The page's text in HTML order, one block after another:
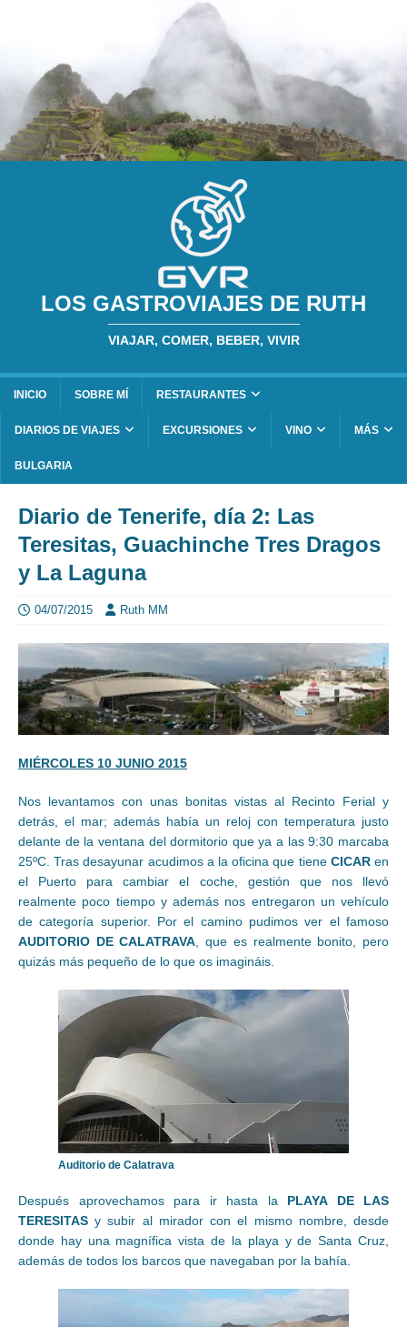
LOS GASTROVIAJES DE RUTH
VIAJAR, COMER, BEBER, VIVIR
INICIO SOBRE MÍ RESTAURANTES
DIARIOS DE VIAJES EXCURSIONES VINO MÁS
BULGARIA
Diario de Tenerife, día 2: Las
Teresitas, Guachinche Tres Dragos
y La Laguna
04/07/2015 Ruth MM
MIÉRCOLES 10 JUNIO 2015
Nos levantamos con unas bonitas vistas al Recinto Ferial y
detrás, el mar; además había un reloj con temperatura justo
delante de la ventana del dormitorio que ya a las 9:30 marcaba
25ºC. Tras desayunar acudimos a la oficina que tiene CICARen
el Puerto para cambiar el coche, gestión que nos llevó
realmente poco tiempo y además nos entregaron un vehículo
de categoría superior. Por el camino pudimos ver el famoso
AUDITORIO DE CALATRAVA , que es realmente bonito, pero
quizás más pequeño de lo que os imagináis.
Auditorio de Calatrava
Después aprovechamos para ir hasta la PLAYA DE LAS
TERESITASy subir al mirador con el mismo nombre, desde
donde hay una magnífica vista de la playa y de Santa Cruz,
además de todos los barcos que navegaban por la bahía.